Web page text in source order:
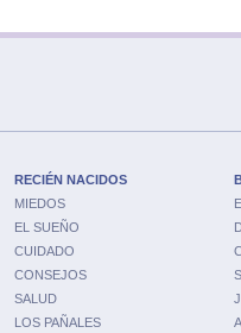
RECIÉN NACIDOS
MIEDOS
EL SUEÑO
CUIDADO
CONSEJOS
SALUD
LOS PAÑALES